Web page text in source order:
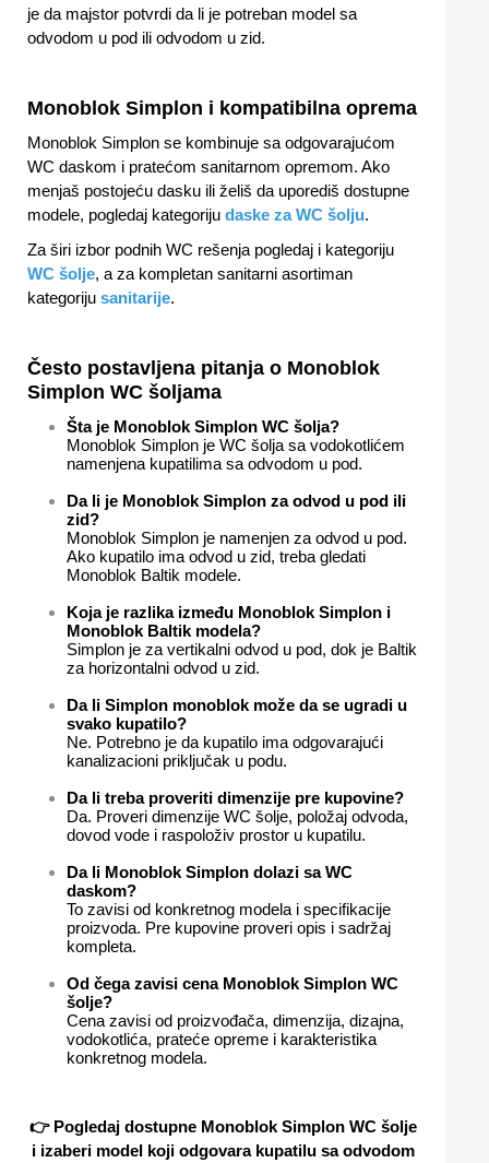
je da majstor potvrdi da li je potreban model sa
odvodom u pod ili odvodom u zid.
Monoblok Simplon i kompatibilna oprema
Monoblok Simplon se kombinuje sa odgovarajućom
WC daskom i pratećom sanitarnom opremom. Ako
menjaš postojeću dasku ili želiš da uporediš dostupne
modele, pogledaj kategoriju daske za WC šolju.
Za širi izbor podnih WC rešenja pogledaj i kategoriju
WC šolje, a za kompletan sanitarni asortiman
kategoriju sanitarije.
Često postavljena pitanja o Monoblok
Simplon WC šoljama
Šta je Monoblok Simplon WC šolja?
Monoblok Simplon je WC šolja sa vodokotlićem
namenjena kupatilima sa odvodom u pod.
Da li je Monoblok Simplon za odvod u pod ili
zid?
Monoblok Simplon je namenjen za odvod u pod.
Ako kupatilo ima odvod u zid, treba gledati
Monoblok Baltik modele.
Koja je razlika između Monoblok Simplon i
Monoblok Baltik modela?
Simplon je za vertikalni odvod u pod, dok je Baltik
za horizontalni odvod u zid.
Da li Simplon monoblok može da se ugradi u
svako kupatilo?
Ne. Potrebno je da kupatilo ima odgovarajući
kanalizacioni priključak u podu.
Da li treba proveriti dimenzije pre kupovine?
Da. Proveri dimenzije WC šolje, položaj odvoda,
dovod vode i raspoloživ prostor u kupatilu.
Da li Monoblok Simplon dolazi sa WC
daskom?
To zavisi od konkretnog modela i specifikacije
proizvoda. Pre kupovine proveri opis i sadržaj
kompleta.
Od čega zavisi cena Monoblok Simplon WC
šolje?
Cena zavisi od proizvođača, dimenzija, dizajna,
vodokotlića, prateće opreme i karakteristika
konkretnog modela.
👉 Pogledaj dostupne Monoblok Simplon WC šolje
i izaberi model koji odgovara kupatilu sa odvodom